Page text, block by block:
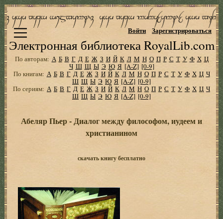
Электронная библиотека RoyalLib.com
Войти Зарегистрироваться
По авторам: А Б В Г Д Е Ж З И Й К Л М Н О П Р С Т У Ф Х Ц
Ч Ш Щ Ы Э Ю Я [A-Z] [0-9]
По книгам: А Б В Г Д Е Ж З И Й К Л М Н О П Р С Т У Ф Х Ц Ч
Ш Щ Ы Э Ю Я [A-Z] [0-9]
По сериям: А Б В Г Д Е Ж З И Й К Л М Н О П Р С Т У Ф Х Ц Ч
Ш Щ Ы Э Ю Я [A-Z] [0-9]
Абеляр Пьер - Диалог между философом, иудеем и
христианином
скачать книгу бесплатно